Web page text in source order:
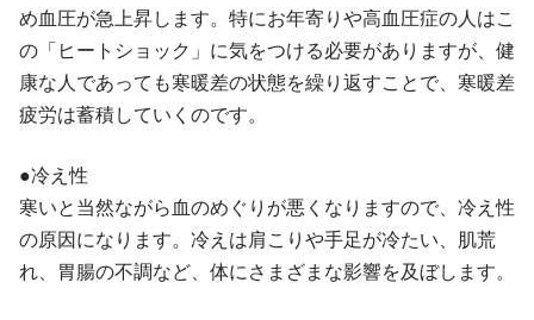
め血圧が急上昇します。特にお年寄りや高血圧症の人はこ
の「ヒートショック」に気をつける必要がありますが、健
康な人であっても寒暖差の状態を繰り返すことで、寒暖差
疲労は蓄積していくのです。
●冷え性
寒いと当然ながら血のめぐりが悪くなりますので、冷え性
の原因になります。冷えは肩こりや手足が冷たい、肌荒
れ、胃腸の不調など、体にさまざまな影響を及ぼします。